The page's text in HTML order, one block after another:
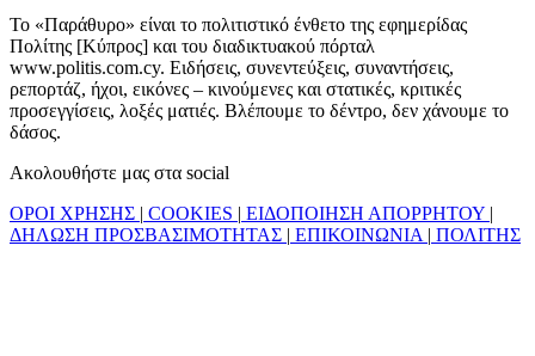
Το «Παράθυρο» είναι το πολιτιστικό ένθετο της εφημερίδας
Πολίτης [Κύπρος] και του διαδικτυακού πόρταλ
www.politis.com.cy. Ειδήσεις, συνεντεύξεις, συναντήσεις,
ρεπορτάζ, ήχοι, εικόνες – κινούμενες και στατικές, κριτικές
προσεγγίσεις, λοξές ματιές. Βλέπουμε το δέντρο, δεν χάνουμε το
δάσος.
Ακολουθήστε μας στα social
ΟΡΟΙ ΧΡΗΣΗΣ | COOKIES | ΕΙΔΟΠΟΙΗΣΗ ΑΠΟΡΡΗΤΟΥ |
ΔΗΛΩΣΗ ΠΡΟΣΒΑΣΙΜΟΤΗΤΑΣ | ΕΠΙΚΟΙΝΩΝΙΑ | ΠΟΛΙΤΗΣ